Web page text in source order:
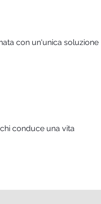
con un'unica soluzione
conduce una vita